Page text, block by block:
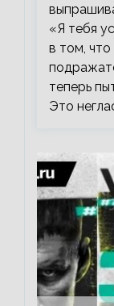
«Я тебя
в том,
теперь
Это